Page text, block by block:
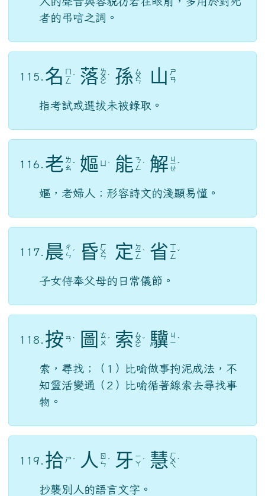
者的弔唁之詞。
115. 名 ㄧ
ㄥ
ˊ 落 ㄌ
ㄨ
ㄛ
ˋ 孫 ㄙ
ㄨ
ㄣ 山 ㄕ
ㄢ
指考試或選拔未被錄取。
116. 老 ㄌ
ㄠ ˇ 嫗 ˋ 能 ㄋ
ㄥ
ˊ 解 ㄐ
ㄧ
ㄝ
ˇ
嫗，老婦人；形容詩文的淺顯易懂。
117. 晨 ㄔ
ㄣ ˊ 昏 ㄏ
ㄨ
ㄣ 定 ㄉ
ㄧ
ㄥ
ˋ 省 ㄧ
ㄥ
ˇ
子女侍奉父母的日常儀節。
118. 按 ㄢ ˋ 圖
ㄊ
ㄨ ˊ 索 ㄙ
ㄨ
ㄛ
ˇ 驥 ㄐ
ㄧ ˋ
索，尋找；（1）比喻做事拘泥成法，不
知靈活變通（2）比喻循著線索去尋找事
物。
119. 拾 ㄕ ˊ 人 ㄖ
ㄣ ˊ 牙 ㄧ
ㄚ ˊ 慧 ㄏ
ㄨ
ㄟ
ˋ
抄襲別人的語言文字。